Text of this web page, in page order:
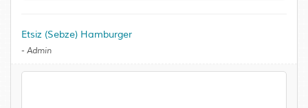
Etsiz (Sebze) Hamburger
- Admin